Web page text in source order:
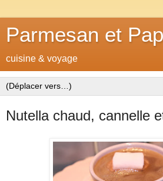
Parmesan et
cuisine & voyage
Nutella chaud, cannelle